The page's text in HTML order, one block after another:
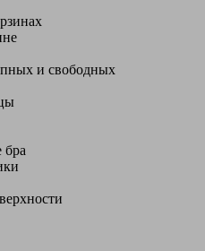
и свободных
бра